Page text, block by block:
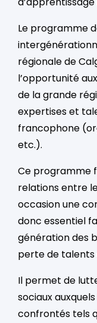
Le programme
régionale de
l’opportunité
de la grande
expertises et
francophone
etc.).
Ce programme
relations entre
occasion une
donc essentiel
génération des
perte de
Il permet de
sociaux
confrontés tels